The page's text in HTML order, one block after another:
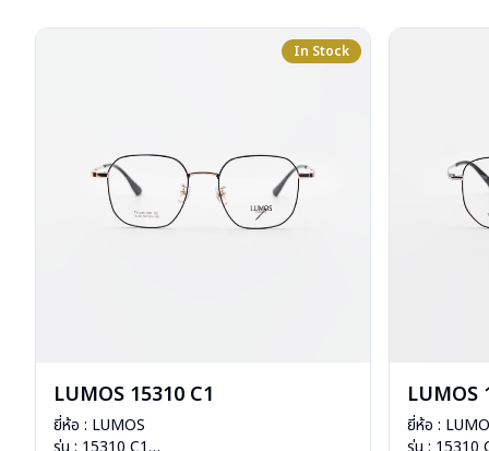
In Stock
LUMOS 15310 C1
ยี่ห้อ : LUMOS
LUMOS
ยี่ห้อ :